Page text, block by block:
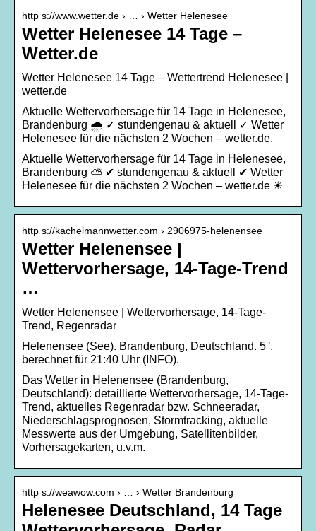
http s://www.wetter.de › … › Wetter Helenesee
Wetter Helenesee 14 Tage –
Wetter.de
Wetter Helenesee 14 Tage – Wettertrend Helenesee |
wetter.de
Aktuelle Wettervorhersage für 14 Tage in Helenesee,
Brandenburg 🌧️ ✓ stundengenau & aktuell ✓ Wetter
Helenesee für die nächsten 2 Wochen – wetter.de.
Aktuelle Wettervorhersage für 14 Tage in Helenesee,
Brandenburg ⛅ ✔ stundengenau & aktuell ✔ Wetter
Helenesee für die nächsten 2 Wochen – wetter.de ☀
http s://kachelmannwetter.com › 2906975-helenensee
Wetter Helenensee |
Wettervorhersage, 14-Tage-Trend
…
Wetter Helenensee | Wettervorhersage, 14-Tage-
Trend, Regenradar
Helenensee (See). Brandenburg, Deutschland. 5°.
berechnet für 21:40 Uhr (INFO).
Das Wetter in Helenensee (Brandenburg,
Deutschland): detaillierte Wettervorhersage, 14-Tage-
Trend, aktuelles Regenradar bzw. Schneeradar,
Niederschlagsprognosen, Stormtracking, aktuelle
Messwerte aus der Umgebung, Satellitenbilder,
Vorhersagekarten, u.v.m.
http s://weawow.com › … › Wetter Brandenburg
Helenesee Deutschland, 14 Tage